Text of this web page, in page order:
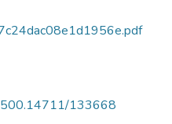
133668